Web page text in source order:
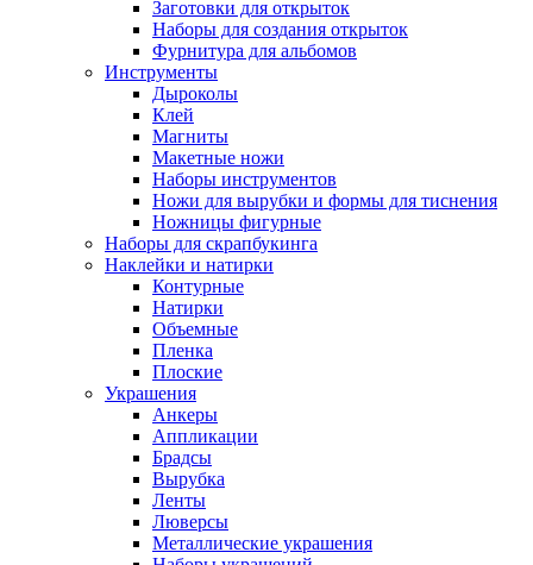
Заготовки для открыток
Наборы для создания открыток
Фурнитура для альбомов
Инструменты
Дыроколы
Клей
Магниты
Макетные ножи
Наборы инструментов
Ножи для вырубки и формы для тиснения
Ножницы фигурные
Наборы для скрапбукинга
Наклейки и натирки
Контурные
Натирки
Объемные
Пленка
Плоские
Украшения
Анкеры
Аппликации
Брадсы
Вырубка
Ленты
Люверсы
Металлические украшения